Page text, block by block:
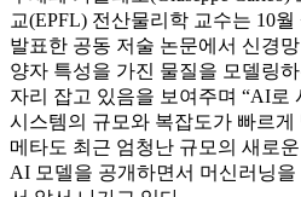
교(EPFL) 전산물리학 교수는 10월
발표한 공동 저술 논문에서 신경
양자 특성을 가진 물질을 모델링
자리 잡고 있음을 보여주며 “AI로
시스템의 규모와 복잡도가 빠르게
메타도 최근 엄청난 규모의 새로
AI 모델을 공개하면서 머신러닝을